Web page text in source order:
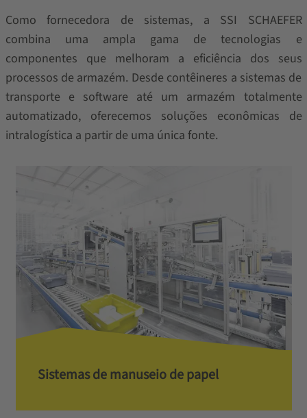
Como fornecedora de sistemas, a SSI SCHAEFER
combina uma ampla gama de tecnologias e
componentes que melhoram a eficiência dos seus
processos de armazém. Desde contêineres a sistemas de
transporte e software até um armazém totalmente
automatizado, oferecemos soluções econômicas de
intralogística a partir de uma única fonte.
Sistemas de manuseio de papel